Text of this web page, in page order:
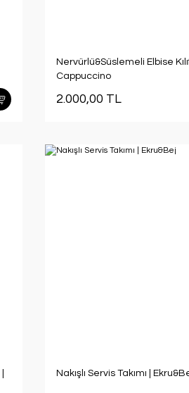
Nervürlü&Süslemeli Elbise
Cappuccino
2.000,00 TL
Nakışlı Servis Takımı |